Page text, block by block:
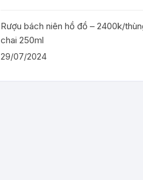
Rượu bách niên hồ đồ – 2400k/
chai 250ml
29/07/2024